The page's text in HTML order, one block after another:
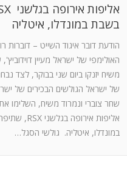
בשבת במונדלו, איטליה
הודעת דובר איגוד השייט – דוברות
האולימפי של ישראל מעיין
משיח יזנקו ביום שני בבוקר, לצד
של ישראל הגולשים הבכירים של
שחר צוברי ונמרוד משיח, השלימו
במונדלו, איטליה. גולשי הסגל…